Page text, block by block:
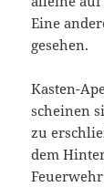
Eine
gesehen.
Kasten-
scheinen
zu
dem